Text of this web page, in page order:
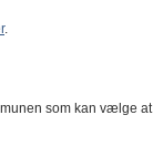
.
som kan vælge at